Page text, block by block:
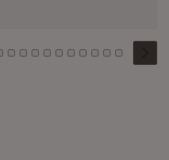
0 1 2
Kachel: 3
Zu Kachel: 4
Zu Kachel: 5
Zu Kachel: 6
Zu Kachel: 7
Zu Kachel: 8
Zu Kachel: 9
Zu Kachel: 10
Zu Kachel: 11
Zu Kachel: 12
Zu Kachel:
Zu